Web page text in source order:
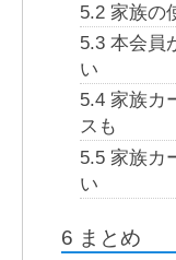
5.2 家族の
5.3 本会員
い
5.4 家族カ
スも
5.5 家族カ
い
6 まとめ